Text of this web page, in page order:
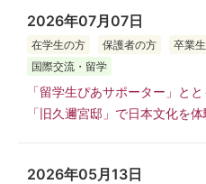
2026年07月07日
在学生の方 保護者の方 卒業
国際交流・留学
「留学生ぴあサポーター」と
「旧久邇宮邸」で日本文化を
2026年05月13日